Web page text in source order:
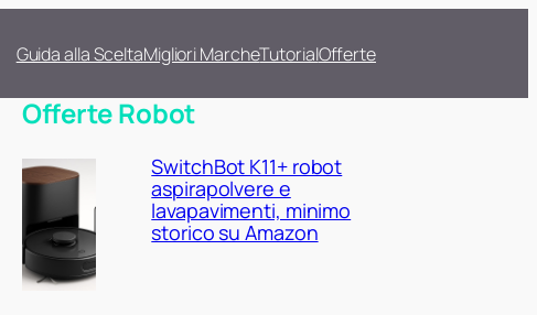
Guida alla SceltaMigliori MarcheTutorialOfferte
Offerte Robot
SwitchBot K11+ robot
aspirapolvere e
lavapavimenti, minimo
storico su Amazon